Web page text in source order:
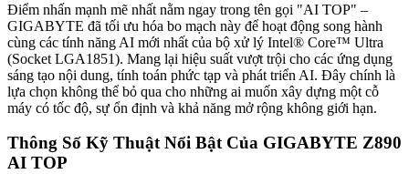
Điểm nhấn mạnh mẽ nhất nằm ngay trong tên gọi "AI TOP" –
GIGABYTE đã tối ưu hóa bo mạch này để hoạt động song hành
cùng các tính năng AI mới nhất của bộ xử lý Intel® Core™ Ultra
(Socket LGA1851). Mang lại hiệu suất vượt trội cho các ứng dụng
sáng tạo nội dung, tính toán phức tạp và phát triển AI. Đây chính là
lựa chọn không thể bỏ qua cho những ai muốn xây dựng một cỗ
máy có tốc độ, sự ổn định và khả năng mở rộng không giới hạn.
Thông Số Kỹ Thuật Nổi Bật Của GIGABYTE Z890
AI TOP